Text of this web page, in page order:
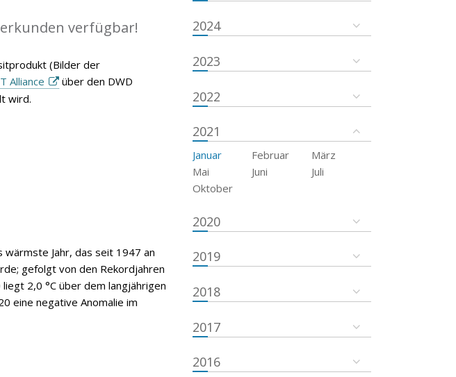
verfügbar!
(Bilder der
Alliance
über den DWD
wird.
Jahr, das seit 1947 an
gefolgt von den Rekordjahren
2,0 °C über dem langjährigen
eine negative Anomalie im
2024
2023
2022
2021
Januar Februar
März
Mai
Juni
Juli
Oktober
2020
2019
2018
2017
2016